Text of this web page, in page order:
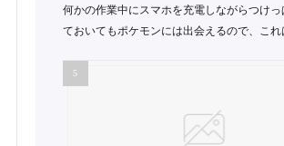
何かの作業中にスマホを充電しながらつけっ
ておいてもポケモンには出会えるので、こ